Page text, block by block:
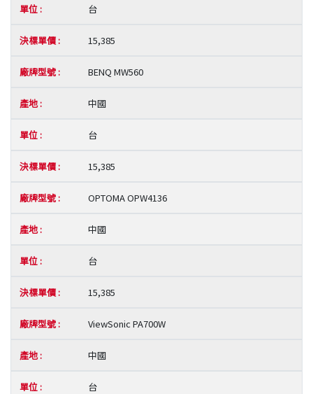
台
15,385
BENQ MW560
中國
台
15,385
OPTOMA OPW4136
中國
台
15,385
ViewSonic PA700W
中國
台